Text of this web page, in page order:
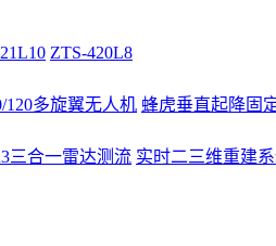
ZTS-420L8
120多旋翼无人机 蜂虎垂直起降固
三合一雷达测流 实时二三维重建